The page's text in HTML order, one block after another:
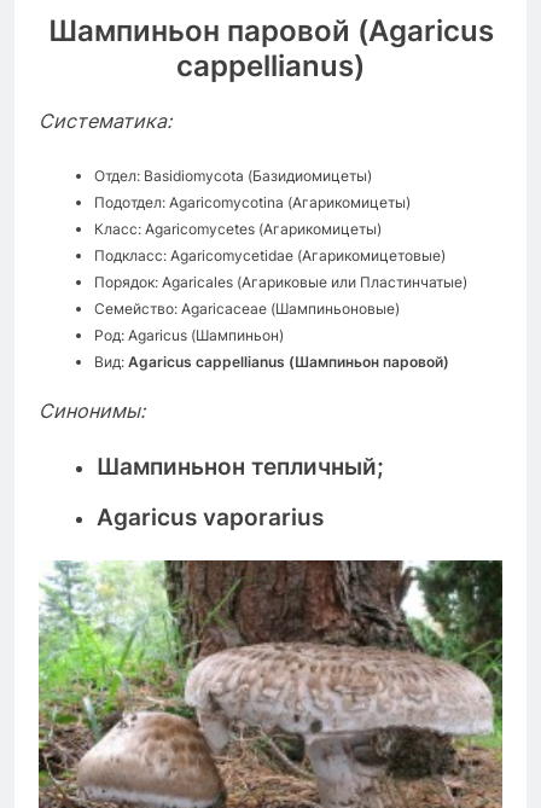
Шампиньон паровой (Agaricus
cappellianus)
Систематика:
Отдел: Basidiomycota (Базидиомицеты)
Подотдел: Agaricomycotina (Агарикомицеты)
Класс: Agaricomycetes (Агарикомицеты)
Подкласс: Agaricomycetidae (Агарикомицетовые)
Порядок: Agaricales (Агариковые или Пластинчатые)
Семейство: Agaricaceae (Шампиньоновые)
Род: Agaricus (Шампиньон)
Вид: Agaricus cappellianus (Шампиньон паровой)
Синонимы:
Шампиньнон тепличный;
Agaricus vaporarius